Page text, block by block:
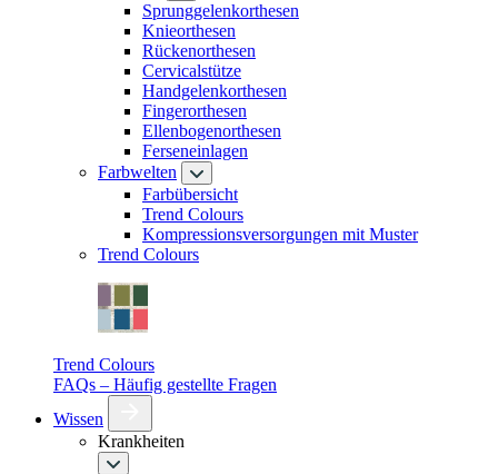
Sprunggelenkorthesen
Knieorthesen
Rückenorthesen
Cervicalstütze
Handgelenkorthesen
Fingerorthesen
Ellenbogenorthesen
Ferseneinlagen
Farbwelten
Farbübersicht
Trend Colours
Kompressionsversorgungen mit Muster
Trend Colours
Trend Colours
FAQs – Häufig gestellte Fragen
Wissen
Krankheiten